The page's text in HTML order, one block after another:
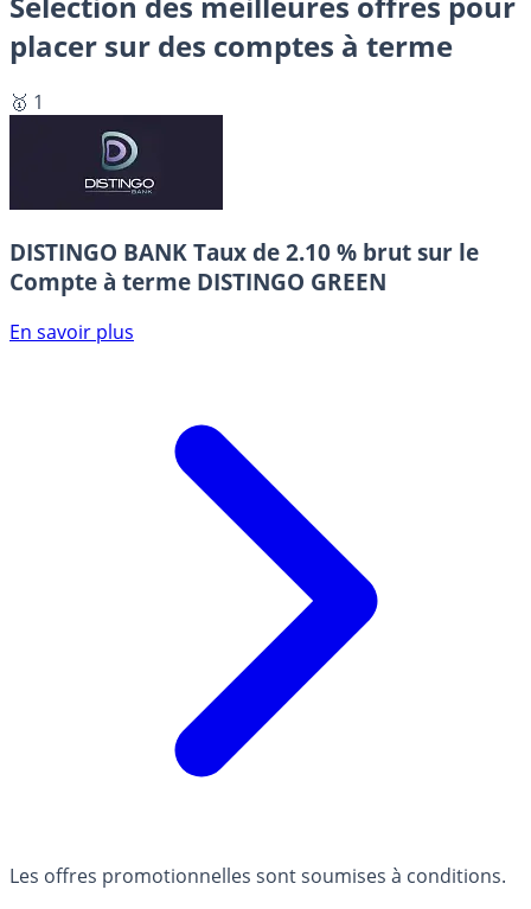
placer sur des comptes à terme
🥇 1
DISTINGO BANK Taux de 2.10 % brut sur le
Compte à terme DISTINGO GREEN
En savoir plus
Les offres promotionnelles sont soumises à conditions.